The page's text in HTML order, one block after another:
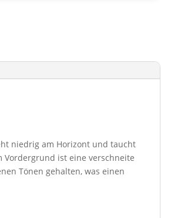
niedrig am Horizont und taucht
Vordergrund ist eine verschneite
Tönen gehalten, was einen